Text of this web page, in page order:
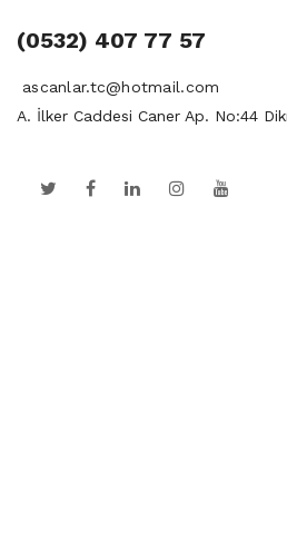
(0532) 407 77 57
ascanlar.tc@hotmail.com
A. İlker Caddesi Caner Ap. No:44